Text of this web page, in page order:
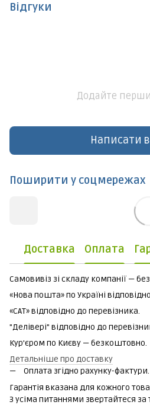
Відгуки
Додайте
Написати
Поширити у соцмережах
Доставка Оплата
Самовивіз зі складу компанії —
«Нова пошта» по Україні
«САТ» відповідно до перевізника.
"Делівері" відповідно до
Кур'єром по Києву — безкоштовно.
Детальніше про доставку
Оплата згідно рахунку-фактури.
Гарантія вказана для кожного
З усіма питаннями звертайтеся